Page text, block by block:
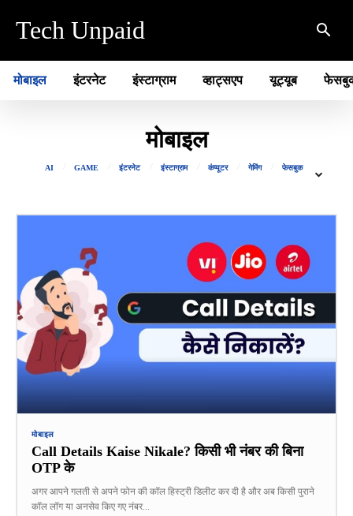
Tech Unpaid
मोबाइल इंटरनेट इंस्टाग्राम व्हाट्सएप यूट्यूब
मोबाइल
AI GAME इंटरनेट इंस्टाग्राम कंप्यूटर गेमिंग फेसबुक
मोबाइल
Call Details Kaise Nikale? किसी भी नंबर की बिना
OTP के
अगर आपने गलती से अपने फोन की कॉल हिस्ट्री डिलीट कर दी है और अब किसी पुराने
कॉल लॉग या अनसेव किए गए नंबर...